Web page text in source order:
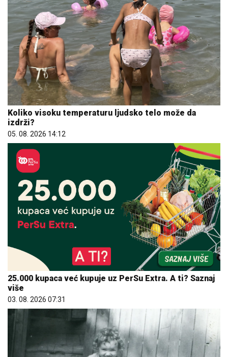
Koliko visoku temperaturu ljudsko telo može da
izdrži?
05. 08. 2026 14:12
25.000 kupaca već kupuje uz PerSu Extra. A ti? Saznaj
više
03. 08. 2026 07:31